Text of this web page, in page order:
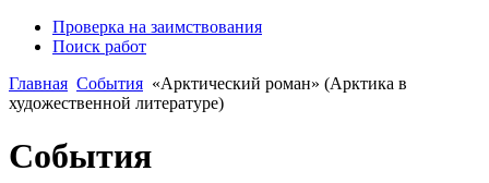
Проверка на заимствования
Поиск работ
Главная События «Арктический роман» (Арктика в
художественной литературе)
События